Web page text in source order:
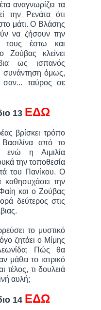
αναγνωρίζει τα
την Ρενάτα ότι
μάτι. Ο Βλάσης
να ζήσουν την
τους έστω και
κλείνει
ως ισπανός
συνάντηση όμως,
σαν... ταύρος σε
13 ΕΔΩ
βρίσκει τρόπο
από το
ενώ η Αιμιλία
την τοποθεσία
του Πανίκου. Ο
την
και ο Ζούβας
δεύτερος στις
το μυστικό
ζητάει ο Μίμης
Πώς θα
μάθει το ιατρικό
τέλος, τι δουλειά
αυλή;
14 ΕΔΩ